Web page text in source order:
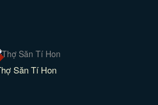
Săn Tí Hon